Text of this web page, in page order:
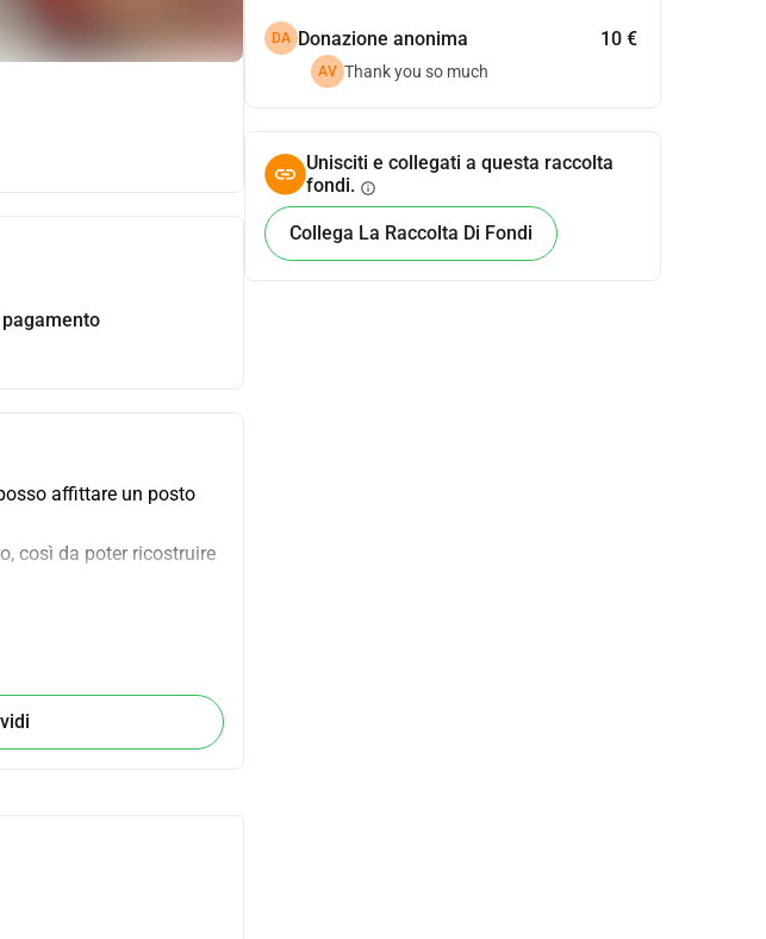
affittare un posto
così da poter ricostruire
DA Donazione anonima 10 €
AV Thank you so much
Unisciti e collegati a questa raccolta
fondi. info
Collega La Raccolta Di Fondi